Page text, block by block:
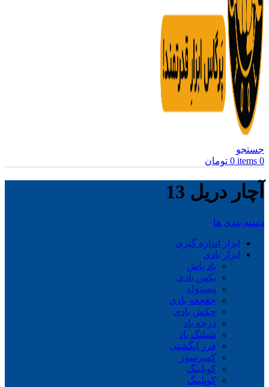
جستجو
0
items
0 تومان
آچار دریل 13
دسته بندی ها
ابزار اندازه گیری
ابزار بادی
باد پاش
بکس بادی
پیستوله
جغجغه بادی
چکش بادی
درجه باد
شیلنگ باد
فرز انگشتی
کمپرسور
کوبلینگ
کوپلینگ